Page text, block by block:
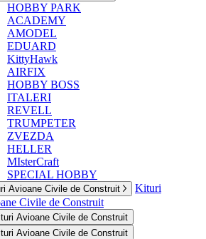
HOBBY PARK
ACADEMY
AMODEL
EDUARD
KittyHawk
AIRFIX
HOBBY BOSS
ITALERI
REVELL
TRUMPETER
ZVEZDA
HELLER
MIsterCraft
SPECIAL HOBBY
Avioane Civile de Construit
Kituri
Civile de Construit
Avioane Civile de Construit
Avioane Civile de Construit